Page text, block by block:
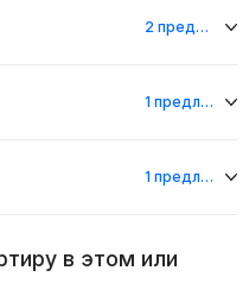
2 предложения
1 предложение
1 предложение
в этом или